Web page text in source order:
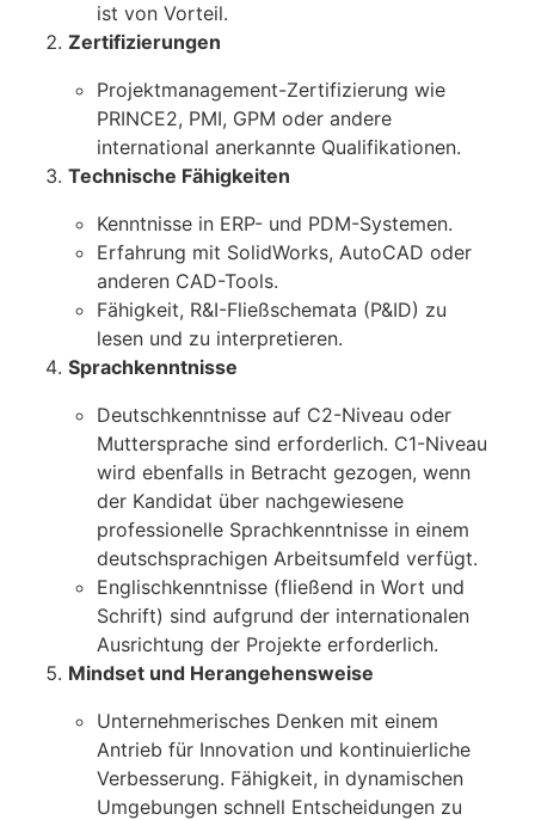
ist von Vorteil.
Zertifizierungen
Projektmanagement-Zertifizierung wie
PRINCE2, PMI, GPM oder andere
international anerkannte Qualifikationen.
Technische Fähigkeiten
Kenntnisse in ERP- und PDM-Systemen.
Erfahrung mit SolidWorks, AutoCAD oder
anderen CAD-Tools.
Fähigkeit, R&I-Fließschemata (P&ID) zu
lesen und zu interpretieren.
Sprachkenntnisse
Deutschkenntnisse auf C2-Niveau oder
Muttersprache sind erforderlich. C1-Niveau
wird ebenfalls in Betracht gezogen, wenn
der Kandidat über nachgewiesene
professionelle Sprachkenntnisse in einem
deutschsprachigen Arbeitsumfeld verfügt.
Englischkenntnisse (fließend in Wort und
Schrift) sind aufgrund der internationalen
Ausrichtung der Projekte erforderlich.
Mindset und Herangehensweise
Unternehmerisches Denken mit einem
Antrieb für Innovation und kontinuierliche
Verbesserung. Fähigkeit, in dynamischen
Umgebungen schnell Entscheidungen zu